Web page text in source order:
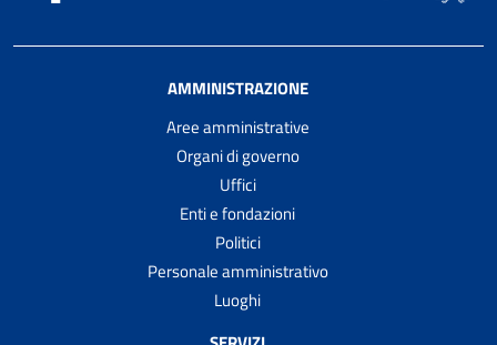
AMMINISTRAZIONE
Aree amministrative
Organi di governo
Uffici
Enti e fondazioni
Politici
Personale amministrativo
Luoghi